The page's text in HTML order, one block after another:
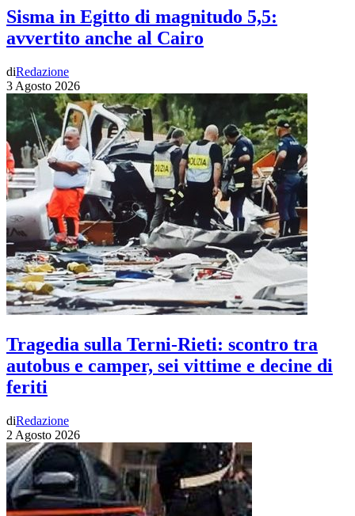
Sisma in Egitto di magnitudo 5,5:
avvertito anche al Cairo
diRedazione
3 Agosto 2026
Tragedia sulla Terni-Rieti: scontro tra
autobus e camper, sei vittime e decine di
feriti
diRedazione
2 Agosto 2026